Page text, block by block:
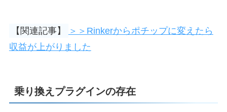
【関連記事】
＞＞Rinkerからポチップに変えたら
収益が上がりました
乗り換えプラグインの存在